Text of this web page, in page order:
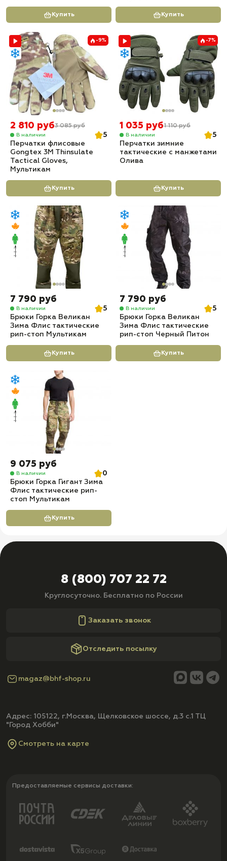
Купить Купить
-9%
2 810 руб3 085 руб
В наличии
5
Перчатки флисовые
Gongtex 3M Thinsulate
Tactical Gloves,
Мультикам
Купить
-7%
1 035 руб1 110 руб
В наличии
5
Перчатки зимние
тактические с манжетами
Олива
Купить
7 790 руб
В наличии
5
Брюки Горка Великан
Зима Флис тактические
рип-стоп Мультикам
Купить
7 790 руб
В наличии
5
Брюки Горка Великан
Зима Флис тактические
рип-стоп Черный Питон
Купить
9 075 руб
В наличии
0
Брюки Горка Гигант Зима
Флис тактические рип-
стоп Мультикам
Купить
8 (800) 707 22 72
Круглосуточно. Бесплатно по России
Заказать звонок
Отследить посылку
magaz@bhf-shop.ru
Адрес: 105122, г.Москва, Щелковское шоссе, д.3 с.1 ТЦ
"Город Хобби"
Смотреть на карте
Предоставляемые сервисы доставки: